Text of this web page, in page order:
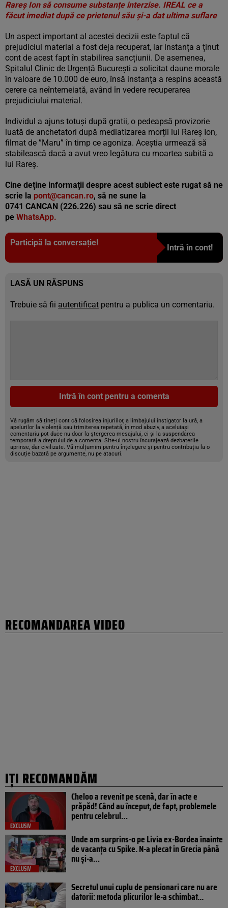
Rareș Ion să consume substanțe interzise. IREAL ce a
făcut imediat după ce prietenul său și-a dat ultima suflare
Un aspect important al acestei decizii este faptul că
prejudiciul material a fost deja recuperat, iar instanța a ținut
cont de acest fapt în stabilirea sancțiunii. De asemenea,
Spitalul Clinic de Urgență București a solicitat daune morale
în valoare de 10.000 de euro, însă instanța a respins această
cerere ca neîntemeiată, având în vedere recuperarea
prejudiciului material.
Individul a ajuns totuși după gratii, o pedeapsă provizorie
luată de anchetatori după mediatizarea morții lui Rareș Ion,
filmat de ”Maru” în timp ce agoniza. Aceștia urmează să
stabilească dacă a avut vreo legătura cu moartea subită a
lui Rareș.
Cine deţine informaţii despre acest subiect este rugat să ne
scrie la pont@cancan.ro, să ne sune la
0741 CANCAN (226.226) sau să ne scrie direct
pe WhatsApp.
Participă la conversație!
Intră în cont!
LASĂ UN RĂSPUNS
Trebuie să fii autentificat pentru a publica un comentariu.
Intră în cont pentru a comenta
Vă rugăm să țineți cont că folosirea injuriilor, a limbajului instigator la ură, a
apelurilor la violență sau trimiterea repetată, în mod abuziv, a aceluiași
comentariu pot duce nu doar la ștergerea mesajului, ci și la suspendarea
temporară a dreptului de a comenta. Site-ul nostru încurajează dezbaterile
aprinse, dar civilizate. Vă mulțumim pentru înțelegere și pentru contribuția la o
discuție bazată pe argumente, nu pe atacuri.
RECOMANDAREA VIDEO
IȚI RECOMANDĂM
EXCLUSIV
Cheloo a revenit pe scenă, dar în acte e
prăpăd! Când au început, de fapt, problemele
pentru celebrul…
EXCLUSIV
Unde am surprins-o pe Livia ex-Bordea înainte
de vacanța cu Spike. N-a plecat în Grecia până
nu și-a…
Secretul unui cuplu de pensionari care nu are
datorii: metoda plicurilor le-a schimbat...